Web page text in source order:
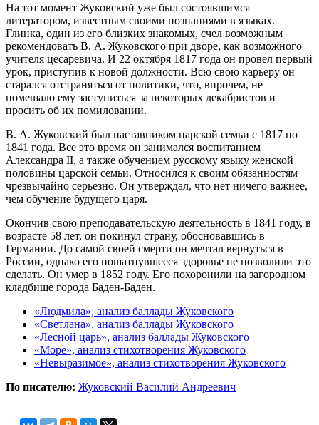
На тот момент Жуковский уже был состоявшимся
литератором, известным своими познаниями в языках.
Глинка, один из его близких знакомых, счел возможным
рекомендовать В. А. Жуковского при дворе, как возможного
учителя цесаревича. И 22 октября 1817 года он провел первый
урок, приступив к новой должности. Всю свою карьеру он
старался отстраняться от политики, что, впрочем, не
помешало ему заступиться за некоторых декабристов и
просить об их помиловании.
В. А. Жуковский был наставником царской семьи с 1817 по
1841 года. Все это время он занимался воспитанием
Александра II, а также обучением русскому языку женской
половины царской семьи. Относился к своим обязанностям
чрезвычайно серьезно. Он утверждал, что нет ничего важнее,
чем обучение будущего царя.
Окончив свою преподавательскую деятельность в 1841 году, в
возрасте 58 лет, он покинул страну, обосновавшись в
Германии. До самой своей смерти он мечтал вернуться в
России, однако его пошатнувшееся здоровье не позволили это
сделать. Он умер в 1852 году. Его похоронили на загородном
кладбище города Баден-Баден.
«Людмила», анализ баллады Жуковского
«Светлана», анализ баллады Жуковского
«Лесной царь», анализ баллады Жуковского
«Море», анализ стихотворения Жуковского
«Невыразимое», анализ стихотворения Жуковского
По писателю: Жуковский Василий Андреевич